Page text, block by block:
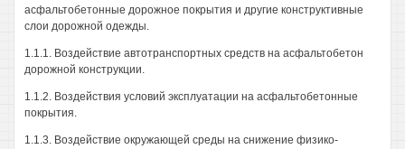
асфальтобетонные дорожное покрытия и другие конструктивные
слои дорожной одежды.
1.1.1. Воздействие автотранспортных средств на асфальтобетон
дорожной конструкции.
1.1.2. Воздействия условий эксплуатации на асфальтобетонные
покрытия.
1.1.3. Воздействие окружающей среды на снижение физико-